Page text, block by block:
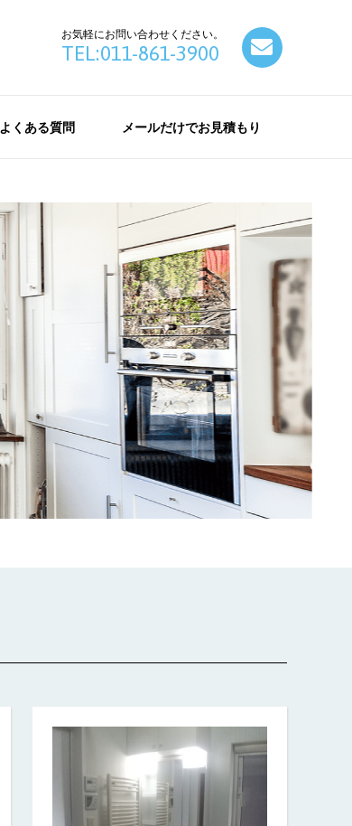
お気軽にお問い合わせください。
TEL:011-861-3900
よくある質問 メールだけでお見積もり